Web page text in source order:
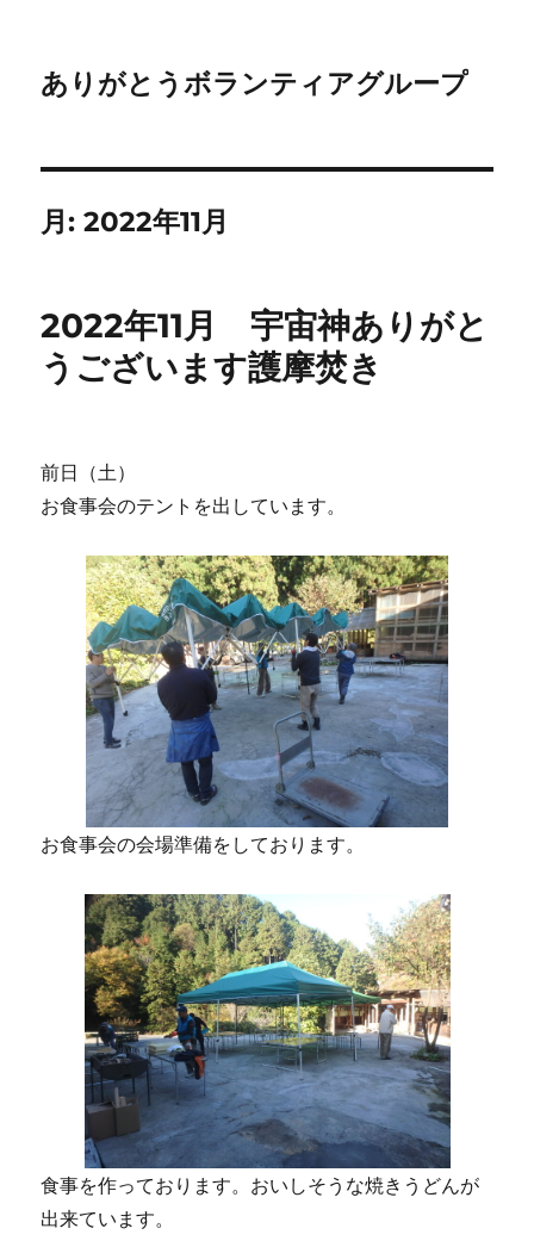
ありがとうボランティアグループ
月:2022年11月
2022年11月 宇宙神ありがと
うございます護摩焚き
前日（土）
お食事会のテントを出しています。
お食事会の会場準備をしております。
食事を作っております。おいしそうな焼きうどんが
出来ています。